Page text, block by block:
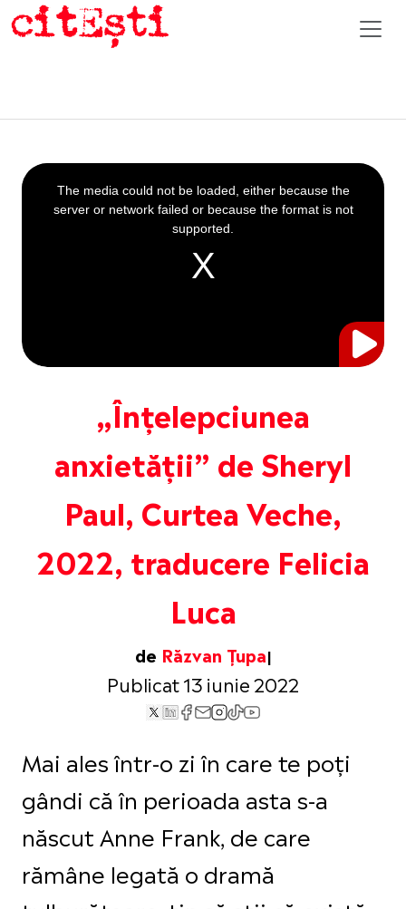
„Înțelepciunea
anxietății” de Sheryl
Paul, Curtea Veche,
2022, traducere Felicia
Luca
de Răzvan Țupa
Publicat 13 iunie 2022
This
is
a
The media could not be loaded, either because the
server or network failed or because the format is not
supported.
Mai ales într-o zi în care te poți
gândi că în perioada asta s-a
născut Anne Frank, de care
rămâne legată o dramă